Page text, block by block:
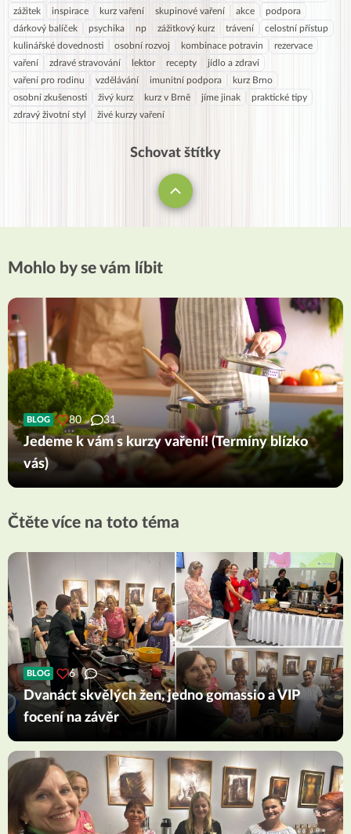
zážitek inspirace kurz vaření skupinové vaření akce
podpora
dárkový balíček
psychika np zážitkový kurz trávení
celostní přístup
kulinářské dovednosti
osobní rozvoj kombinace potravin
rezervace
vaření
zdravé stravování lektor recepty
jídlo a zdraví
vaření pro rodinu
vzdělávání imunitní podpora
kurz Brno
osobní zkušenosti
živý kurz kurz v Brně jíme jinak
praktické tipy
zdravý životní styl
živé kurzy vaření
Schovat štítky
Mohlo by se vám líbit
BLOG 80 31
Jedeme k vám s kurzy vaření! (Termíny blízko
vás)
Čtěte více na toto téma
BLOG 6
Dvanáct skvělých žen, jedno gomassio a VIP
focení na závěr